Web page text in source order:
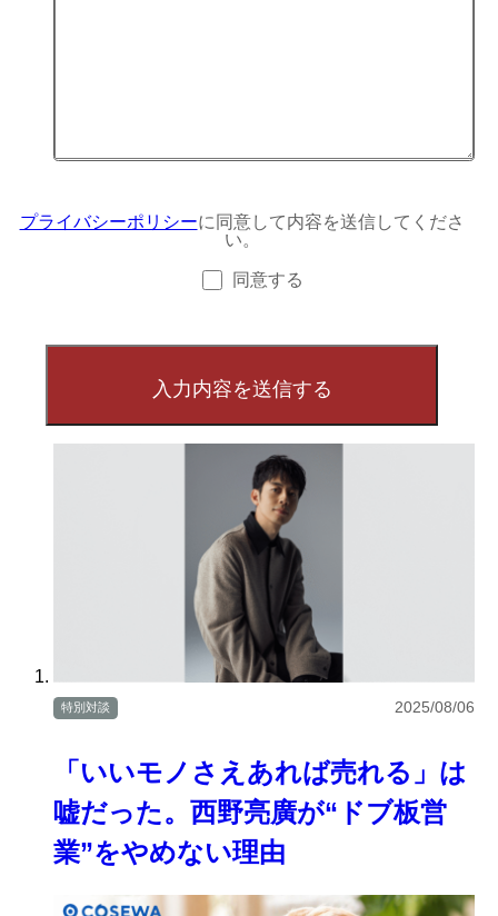
プライバシーポリシーに同意して内容を送信してくださ
い。
同意する
「いいモノさえあれば売れる」は
嘘だった。西野亮廣が“ドブ板営
業”をやめない理由
特別対談 2025/08/06